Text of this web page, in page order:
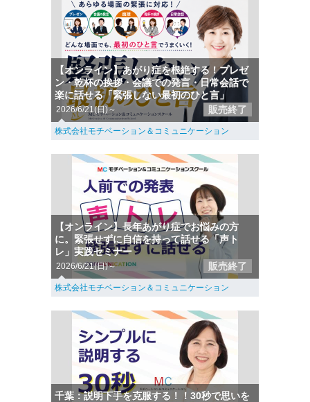
【オンライン】あがり症を根絶する！プレゼ
ン・乾杯の挨拶・会議での発言・日常会話で
楽に話せる「緊張しない最初のひと言」
2026/6/21(日)～ 販売終了
株式会社モチベーション＆コミュニケーション
【オンライン】長年あがり症でお悩みの方
に。緊張せずに自信を持って話せる「声ト
レ」実践セミナー
2026/6/21(日)～ 販売終了
株式会社モチベーション＆コミュニケーション
千葉：説明下手を克服する！！30秒で思いを